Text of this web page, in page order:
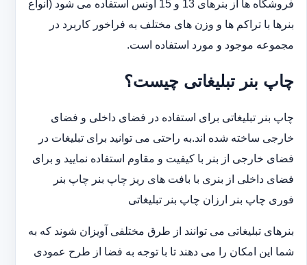
‏فروشگاه ها از بنرهای 13 و 15 اونس استفاده می شود (انواع
بنرها با تراکم ها و وزن های مختلف به فراخور کاربرد در
‏مجموعه موجود و مورد استفاده است.
چاپ بنر تبلیغاتی چیست؟
چاپ بنر تبلیغاتی برای استفاده در فضای داخلی و فضای
خارجی ساخته شده اند.به راحتی می توانید برای تبلیغات در
فضای خارجی از بنر با کیفیت و مقاوم استفاده نمایید و برای
فضای داخلی از بنری با بافت های ریز چاپ بنر چاپ بنر
فوری چاپ بنر ارزان چاپ بنر تبلیغاتی
بنرهای تبلیغاتی می توانند از طرق مختلفی آویزان شوند که به
شما این امکان را می دهند تا با توجه به فضا از طرح عمودی